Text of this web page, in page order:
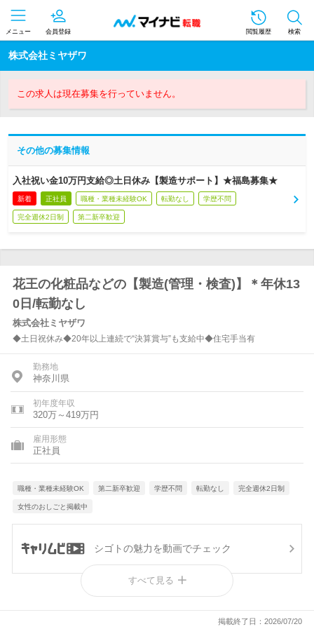
メニュー 会員登録 閲覧履歴 検索
株式会社ミヤザワ
この求人は現在募集を行っていません。
その他の募集情報
入社祝い金10万円支給◎土日休み【製造サポート】★福島募集★
新着 正社員 職種・業種未経験OK 転勤なし 学歴不問
完全週休2日制 第二新卒歓迎
花王の化粧品などの【製造(管理・検査)】＊年休13
0日/転勤なし
株式会社ミヤザワ
◆土日祝休み◆20年以上連続で“決算賞与”も支給中◆住宅手当有
勤務地
神奈川県
初年度年収
320万～419万円
雇用形態
正社員
職種・業種未経験OK 第二新卒歓迎 学歴不問 転勤なし 完全週休2日制
女性のおしごと掲載中
シゴトの魅力を動画でチェック
働く現場の雰囲気を動画で知る
すべて見る
掲載終了日：2026/07/20